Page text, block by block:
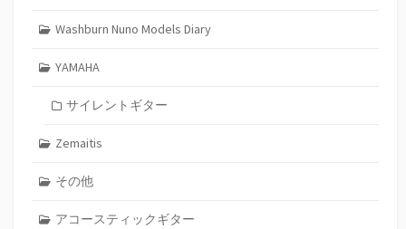
Washburn Nuno Models Diary
YAMAHA
サイレントギター
Zemaitis
その他
アコースティックギター